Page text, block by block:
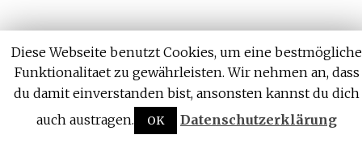
Diese Webseite benutzt Cookies, um eine bestmögliche
Funktionalitaet zu gewährleisten. Wir nehmen an, dass
du damit einverstanden bist, ansonsten kannst du dich
auch austragen.
OK Datenschutzerklärung